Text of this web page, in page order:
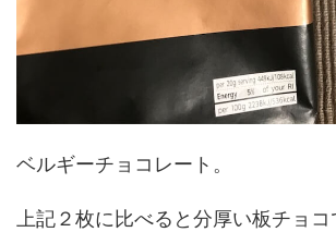
ベルギーチョコレート。
上記２枚に比べると分厚い板チョ